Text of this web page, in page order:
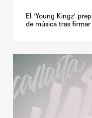
El 'Young Kingz'
de música tras